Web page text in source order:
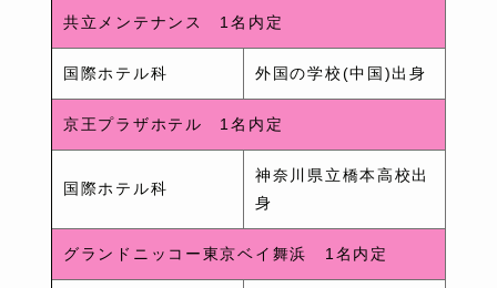
共立メンテナンス 1名内定
国際ホテル科 外国の学校(中国)出身
京王プラザホテル 1名内定
国際ホテル科
神奈川県立橋本高校出
身
グランドニッコー東京ベイ舞浜 1名内定